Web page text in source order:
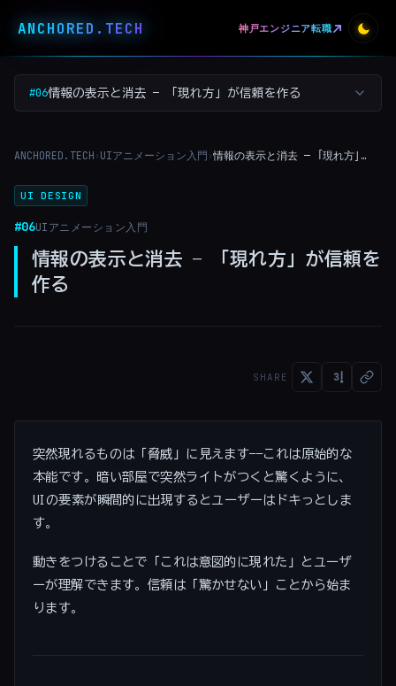
ANCHORED . TECH 神戸エンジニア転職
#06情報の表示と消去 — 「現れ方」が信頼を作る
ANCHORED.TECH › UIアニメーション入門 › 情報の表示と消去 — 「現れ方」が信頼を作る
UI DESIGN
#06UIアニメーション入門
情報の表示と消去 — 「現れ方」が信頼を
作る
SHARE
突然現れるものは「脅威」に見えます——これは原始的な
本能です。暗い部屋で突然ライトがつくと驚くように、
UIの要素が瞬間的に出現するとユーザーはドキっとしま
す。
動きをつけることで「これは意図的に現れた」とユーザ
ーが理解できます。信頼は「驚かせない」ことから始ま
ります。